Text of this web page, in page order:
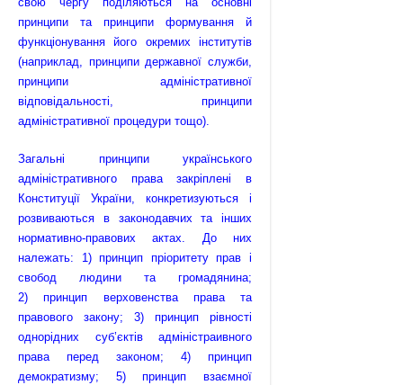
принципи та принципи формування й
функціонування його окремих інститутів
(наприклад, принципи державної служби,
принципи адміністративної
відповідальності, принципи
адміністративної процедури тощо).
Загальні принципи українського
адміністративного права закріплені в
Конституції України, конкретизуються і
розвиваються в законодавчих та інших
нормативно-правових актах. До них
належать: 1) принцип пріоритету прав і
свобод людини та громадянина;
2) принцип верховенства права та
правового закону; 3) принцип рівності
однорідних суб’єктів адміністра­ивного
права перед законом; 4) принцип
демократизму; 5) принцип взаємної